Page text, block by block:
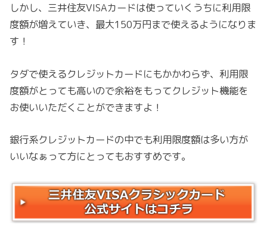
しかし、三井住友VISAカードは使っていくうちに利用限
度額が増えていき、最大150万円まで使えるようになりま
す！
タダで使えるクレジットカードにもかかわらず、利用限
度額がとっても高いので余裕をもってクレジット機能を
お使いいただくことができますよ！
銀行系クレジットカードの中でも利用限度額は多い方が
いいなぁって方にとってもおすすめです。